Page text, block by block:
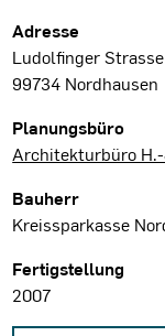
Projektdaten
Adresse
Ludolfinger
99734 Nordhausen
Planungsbüro
Architekturbüro
Bauherr
Kreissparkasse
Fertigstellung
2007